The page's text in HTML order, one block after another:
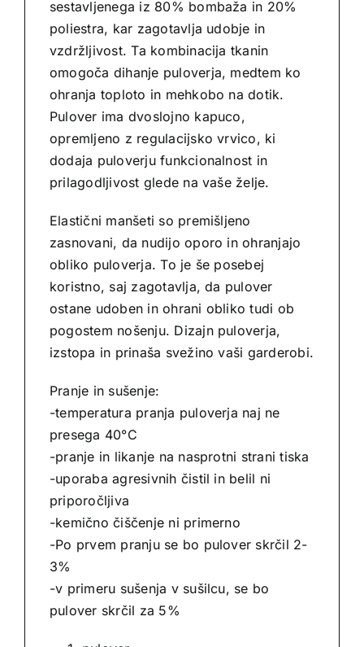
sestavljenega iz 80% bombaža in 20%
poliestra, kar zagotavlja udobje in
vzdržljivost. Ta kombinacija tkanin
omogoča dihanje puloverja, medtem ko
ohranja toploto in mehkobo na dotik.
Pulover ima dvoslojno kapuco,
opremljeno z regulacijsko vrvico, ki
dodaja puloverju funkcionalnost in
prilagodljivost glede na vaše želje.
Elastični manšeti so premišljeno
zasnovani, da nudijo oporo in ohranjajo
obliko puloverja. To je še posebej
koristno, saj zagotavlja, da pulover
ostane udoben in ohrani obliko tudi ob
pogostem nošenju. Dizajn puloverja,
izstopa in prinaša svežino vaši garderobi.
Pranje in sušenje:
-temperatura pranja puloverja naj ne
presega 40°C
-pranje in likanje na nasprotni strani tiska
-uporaba agresivnih čistil in belil ni
priporočljiva
-kemično čiščenje ni primerno
-Po prvem pranju se bo pulover skrčil 2-
3%
-v primeru sušenja v sušilcu, se bo
pulover skrčil za 5%